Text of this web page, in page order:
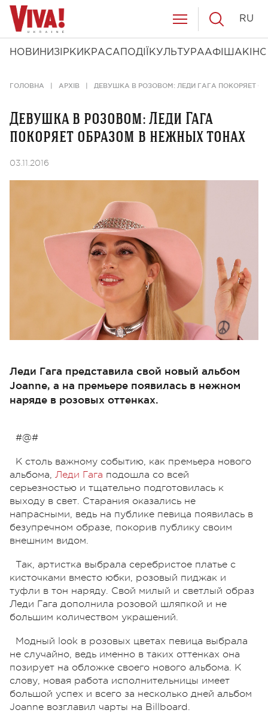
НОВИНИ ЗІРКИ КРАСА ПОДІЇ КУЛЬТУРААФІША КІНО
RU
ГОЛОВНА АРХІВ ДЕВУШКА В РОЗОВОМ: ЛЕДИ ГАГА ПОКОРЯЕТ
Девушка в розовом: Леди Гага
покоряет образом в нежных тонах
03.11.2016
Леди Гага представила свой новый альбом
Joanne, а на премьере появилась в нежном
наряде в розовых оттенках.
#@#
К столь важному событию, как премьера нового
альбома, Леди Гага подошла со всей
серьезностью и тщательно подготовилась к
выходу в свет. Старания оказались не
напрасными, ведь на публике певица появилась в
безупречном образе, покорив публику своим
внешним видом.
Так, артистка выбрала серебристое платье с
кисточками вместо юбки, розовый пиджак и
туфли в тон наряду. Свой милый и светлый образ
Леди Гага дополнила розовой шляпкой и не
большим количеством украшений.
Модный look в розовых цветах певица выбрала
не случайно, ведь именно в таких оттенках она
позирует на обложке своего нового альбома. К
слову, новая работа исполнительницы имеет
большой успех и всего за несколько дней альбом
Joanne возглавил чарты на Billboard.